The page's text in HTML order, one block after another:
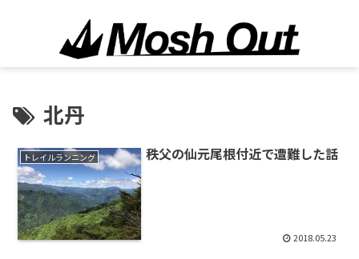
北丹
トレイルランニング 秩父の仙元尾根付近で遭難した話
2018.05.23